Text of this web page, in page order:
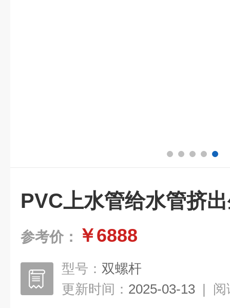
PVC上水管给水管挤
参考价： ￥6888
型号： 双螺杆
更新时间： 2025-03-13 | 阅